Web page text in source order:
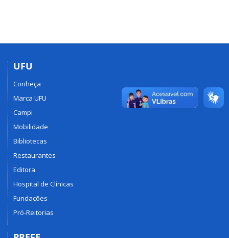
UFU
Conheça
Marca UFU
Campi
Mobilidade
Bibliotecas
Restaurantes
Editora
Hospital de Clínicas
Fundações
Pró-Reitorias